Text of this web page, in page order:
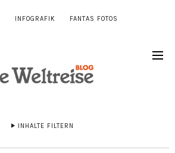
INFOGRAFIK FANTAS FOTOS
INHALTE FILTERN